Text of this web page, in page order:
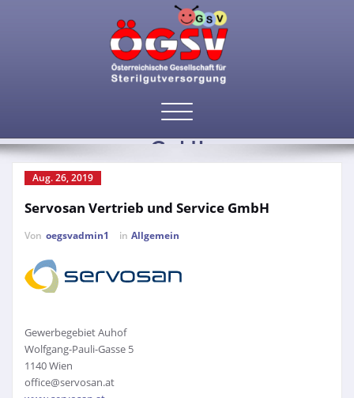
Toggle
Servosan Vertrieb und Service
GmbH
Aug. 26, 2019
Servosan Vertrieb und Service GmbH
Von oegsvadmin1 in Allgemein
Gewerbegebiet Auhof
Wolfgang-Pauli-Gasse 5
1140 Wien
office@servosan.at